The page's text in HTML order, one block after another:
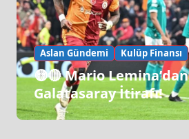
Aslan Gündemi Kulüp Finansı
🟡🔴 Mario Lemina’dan
Galatasaray İtirafı!